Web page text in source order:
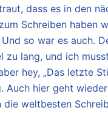
dass es in den
Schreiben haben
so war es auch.
zu lang, und ich
hey, „Das letzte
Auch hier geht
die weltbesten